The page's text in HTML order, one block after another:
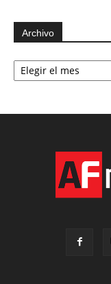
Archivo
Archivo